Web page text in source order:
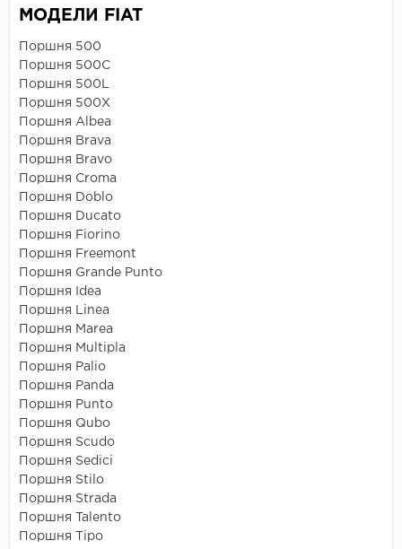
МОДЕЛИ FIAT
Поршня 500
Поршня 500C
Поршня 500L
Поршня 500X
Поршня Albea
Поршня Brava
Поршня Bravo
Поршня Croma
Поршня Doblo
Поршня Ducato
Поршня Fiorino
Поршня Freemont
Поршня Grande Punto
Поршня Idea
Поршня Linea
Поршня Marea
Поршня Multipla
Поршня Palio
Поршня Panda
Поршня Punto
Поршня Qubo
Поршня Scudo
Поршня Sedici
Поршня Stilo
Поршня Strada
Поршня Talento
Поршня Tipo